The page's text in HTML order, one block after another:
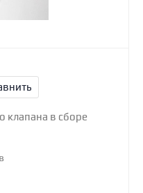
клапана в сборе